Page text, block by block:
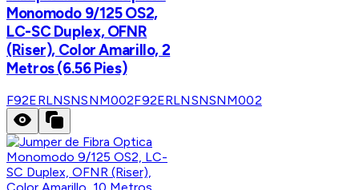
Monomodo 9/125 OS2,
LC-SC Duplex, OFNR
(Riser), Color Amarillo, 2
Metros (6.56 Pies)
F92ERLNSNSNM002F92ERLNSNSNM002